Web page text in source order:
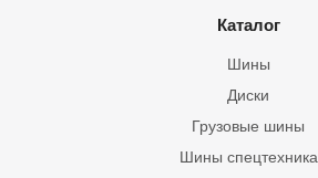
Каталог
Шины
Грузовые шины
Шины спецтехника
Диски